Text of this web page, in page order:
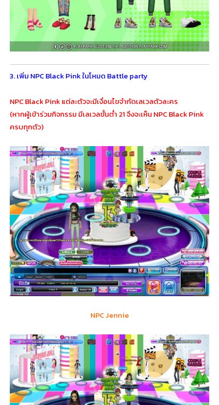
3. เพิ่ม NPC Black Pink ในโหมด Battle party
NPC Black Pink แต่ละตัวจะมีเงื่อนไขจำกัดเลเวลตัวละคร
(หากผู้เข้าร่วมกิจกรรม มีเลเวลขั้นต่ำ 21 จึงจะเห็น NPC Black Pink
ครบทุกตัว)
NPC Jennie